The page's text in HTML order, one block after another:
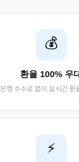
💰
환율 100% 우
은행 수수료 없이 실시간 환
⚡